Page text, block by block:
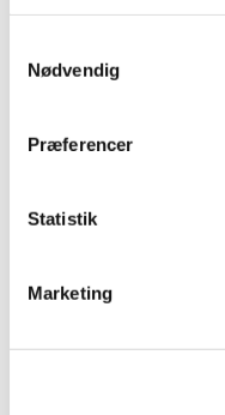
Nødvendig
Præferencer
Statistik
Marketing
Unicolor Gulvmåtte,